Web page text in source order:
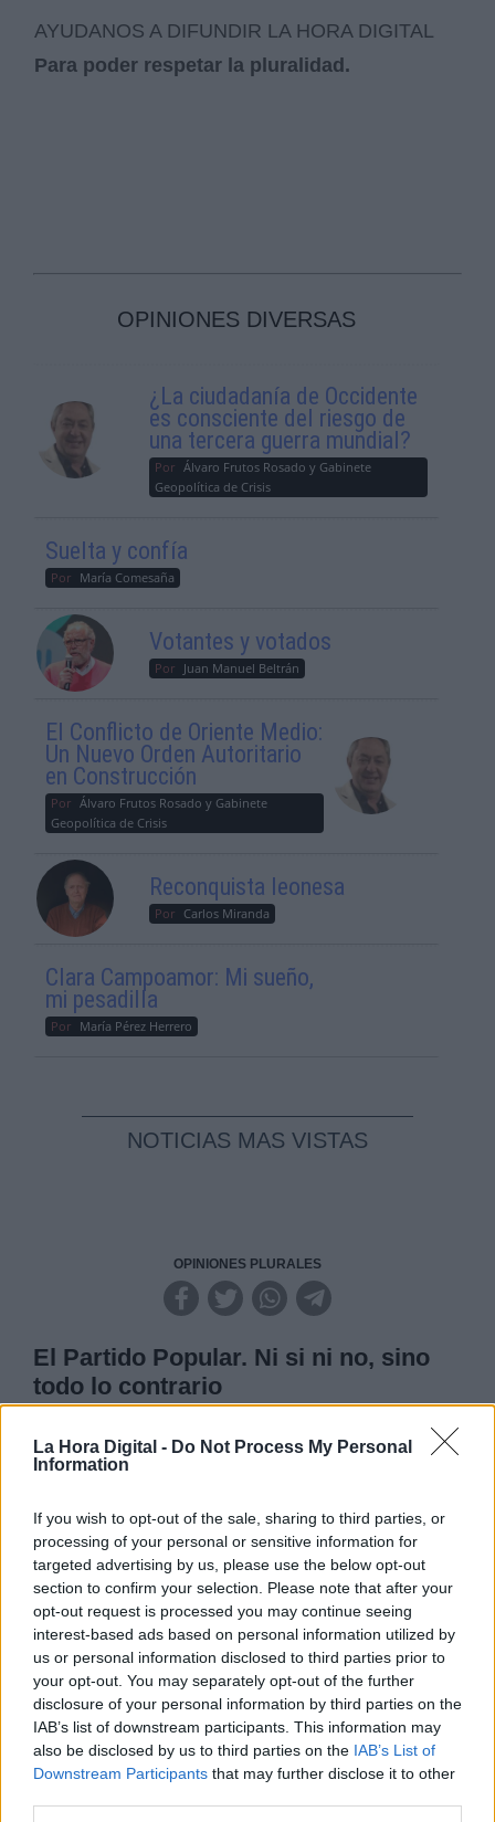
La Hora Digital - Do Not Process My Personal
Information
If you wish to opt-out of the sale, sharing to third parties, or
processing of your personal or sensitive information for
targeted advertising by us, please use the below opt-out
section to confirm your selection. Please note that after your
opt-out request is processed you may continue seeing
interest-based ads based on personal information utilized by
us or personal information disclosed to third parties prior to
your opt-out. You may separately opt-out of the further
disclosure of your personal information by third parties on the
IAB’s list of downstream participants. This information may
also be disclosed by us to third parties on the IAB’s List of
Downstream Participants that may further disclose it to other
AYUDANOS A DIFUNDIR LA HORA DIGITAL
Para poder respetar la pluralidad.
OPINIONES DIVERSAS
¿La ciudadanía de Occidente
es consciente del riesgo de
una tercera guerra mundial?
Por Álvaro Frutos Rosado y Gabinete
Geopolítica de Crisis
Suelta y confía
Por María Comesaña
Votantes y votados
Por Juan Manuel Beltrán
El Conflicto de Oriente Medio:
Un Nuevo Orden Autoritario
en Construcción
Por Álvaro Frutos Rosado y Gabinete
Geopolítica de Crisis
Reconquista leonesa
Por Carlos Miranda
Clara Campoamor: Mi sueño,
mi pesadilla
Por María Pérez Herrero
NOTICIAS MAS VISTAS
OPINIONES PLURALES
El Partido Popular. Ni si ni no, sino
todo lo contrario
Dicen los expertos que las elecciones las gana el
partido que menos errores comete. De ser cierta
legislatura, cuando menos.
AUTOR JAVIER VARELA
Mas artículos del mismo autor/a
MIÉRCOLES, 09 OCTUBRE 2024